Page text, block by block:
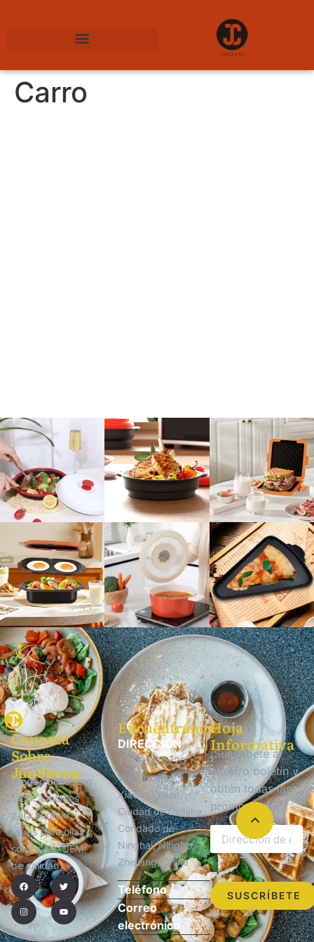
Carro
Conozca
Sobre
JunSheng.
Ningbo Junsheng
fabrica moldes
para hornear,
tapas para ollas y
soluciones OEM
de calidad.
Encuéntranos
DIRECCIÓN
1-2, Edificio 20,
Wanchuang
Xiaowei Yuan,
Ciudad de Dajiahe,
Condado de
Ninghai, Ningbo,
Zhejiang, China
Teléfono
Correo
electrónico
Hoja
Informativa
¡Suscríbete a
nuestro boletín y
obtén todas las
promociones!
SUSCRÍBETE